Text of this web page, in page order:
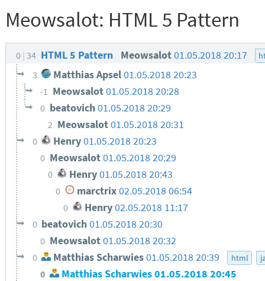
Meowsalot: HTML 5 Pattern
0 34 HTML 5 Pattern Meowsalot01.05.2018 20:17
3 Matthias Apsel01.05.2018 20:23
-1 Meowsalot01.05.2018 20:28
0 beatovich01.05.2018 20:29
2 Meowsalot01.05.2018 20:31
0 Henry01.05.2018 20:23
0 Meowsalot01.05.2018 20:29
0 Henry01.05.2018 20:43
0 marctrix02.05.2018 06:54
0 Henry02.05.2018 11:17
0 beatovich01.05.2018 20:30
0 Meowsalot01.05.2018 20:32
0 Matthias Scharwies01.05.2018 20:39 html
0 Matthias Scharwies 01.05.2018 20:45